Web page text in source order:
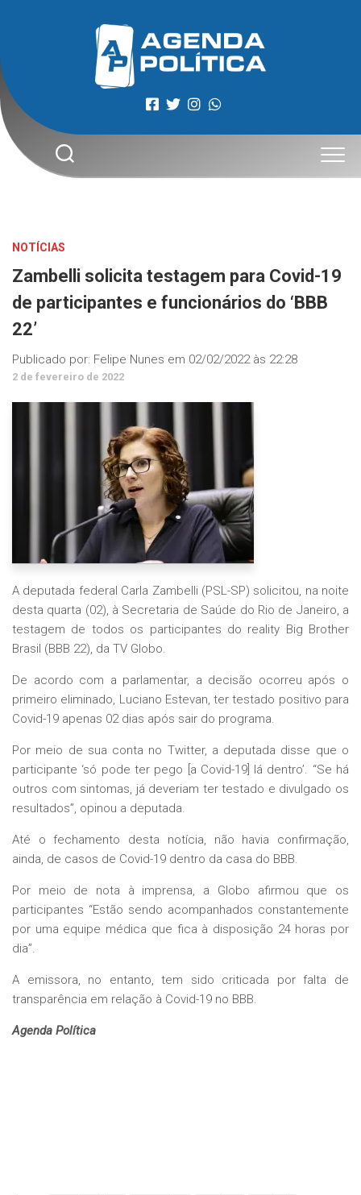
NOTÍCIAS
Zambelli solicita testagem para Covid-19
de participantes e funcionários do ‘BBB
22’
Publicado por: Felipe Nunes em 02/02/2022 às 22:28
2 de fevereiro de 2022
A deputada federal Carla Zambelli (PSL-SP) solicitou, na noite
desta quarta (02), à Secretaria de Saúde do Rio de Janeiro, a
testagem de todos os participantes do reality Big Brother
Brasil (BBB 22), da TV Globo.
De acordo com a parlamentar, a decisão ocorreu após o
primeiro eliminado, Luciano Estevan, ter testado positivo para
Covid-19 apenas 02 dias após sair do programa.
Por meio de sua conta no Twitter, a deputada disse que o
participante ‘só pode ter pego [a Covid-19] lá dentro’. “Se há
outros com sintomas, já deveriam ter testado e divulgado os
resultados”, opinou a deputada.
Até o fechamento desta notícia, não havia confirmação,
ainda, de casos de Covid-19 dentro da casa do BBB.
Por meio de nota à imprensa, a Globo afirmou que os
participantes “Estão sendo acompanhados constantemente
por uma equipe médica que fica à disposição 24 horas por
dia”.
A emissora, no entanto, tem sido criticada por falta de
transparência em relação à Covid-19 no BBB.
Agenda Política